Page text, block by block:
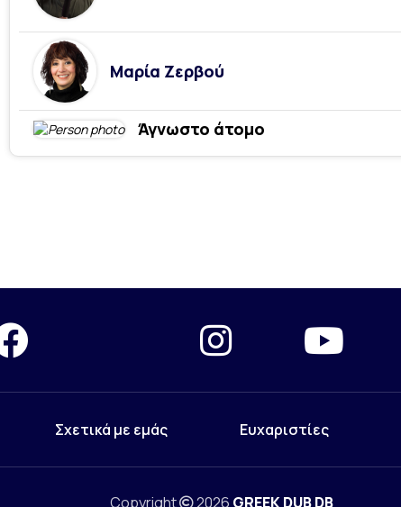
Μαρία Ζερβού
Άγνωστο άτομο
Σχετικά με εμάς Ευχαριστίες
Copyright 2026 GREEK DUB DB